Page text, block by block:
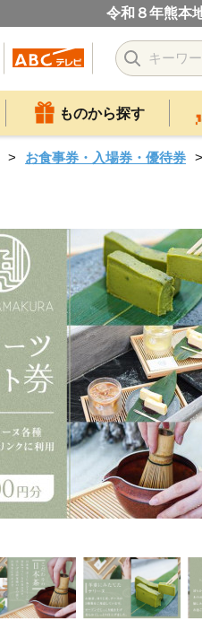
令和８年熊本
ものから探す
お食事券・入場券・優待券